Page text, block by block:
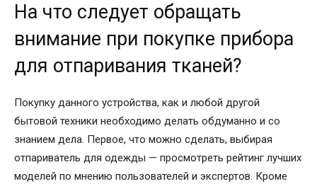
На что следует обращать
внимание при покупке прибора
для отпаривания тканей?
Покупку данного устройства, как и любой другой
бытовой техники необходимо делать обдуманно и со
знанием дела. Первое, что можно сделать, выбирая
отпариватель для одежды — просмотреть рейтинг лучших
моделей по мнению пользователей и экспертов. Кроме